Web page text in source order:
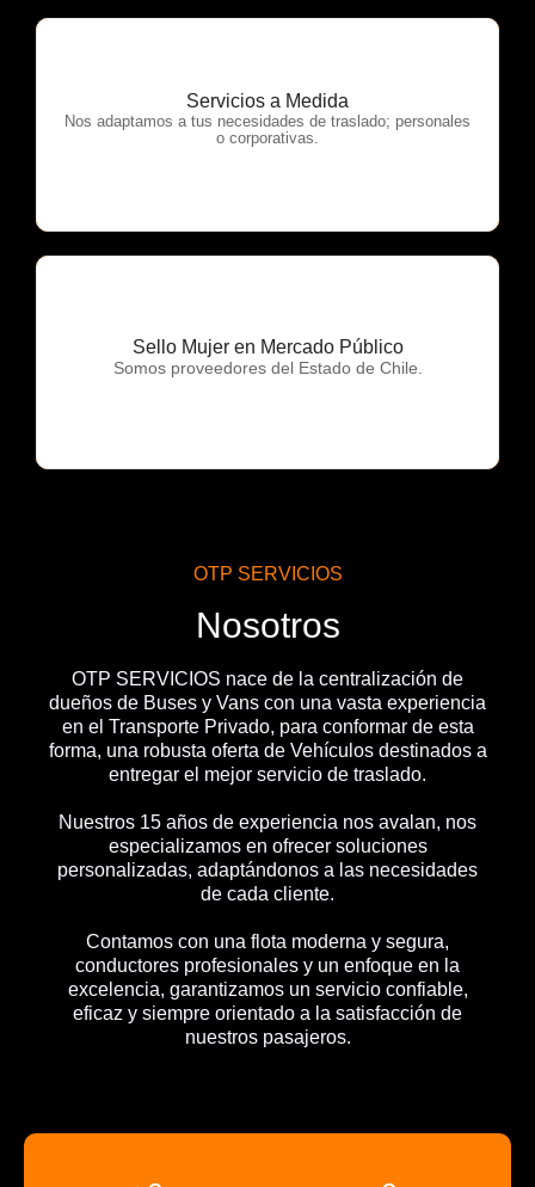
Servicios a Medida
Nos adaptamos a tus necesidades de traslado; personales
o corporativas.
OTP Servicios
Sello Mujer en Mercado Público
Somos proveedores del Estado de Chile.
OTP Servicios
OTP SERVICIOS
Nosotros
OTP SERVICIOS nace de la centralización de
dueños de Buses y Vans con una vasta experiencia
en el Transporte Privado, para conformar de esta
forma, una robusta oferta de Vehículos destinados a
entregar el mejor servicio de traslado.
Nuestros 15 años de experiencia nos avalan, nos
especializamos en ofrecer soluciones
personalizadas, adaptándonos a las necesidades
de cada cliente.
Contamos con una flota moderna y segura,
conductores profesionales y un enfoque en la
excelencia, garantizamos un servicio confiable,
eficaz y siempre orientado a la satisfacción de
nuestros pasajeros.